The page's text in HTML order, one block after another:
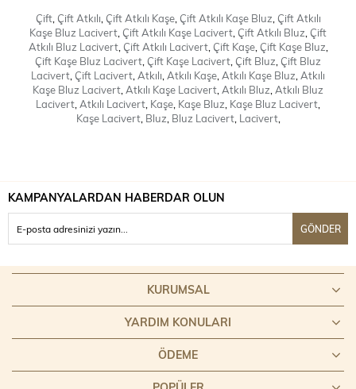
Çift, Çift Atkılı Çift Atkılı Kaşe, Çift Atkılı Kaşe Bluz Çift Atkılı
Kaşe Bluz Lacivert Çift Atkılı Kaşe Lacivert Çift Atkılı Bluz Çift
Atkılı Bluz Lacivert, Çift Atkılı Lacivert, Çift Kaşe, Çift Kaşe Bluz
Çift Kaşe Bluz Lacivert Çift Kaşe Lacivert Çift Bluz Çift Bluz
Lacivert Çift Lacivert Atkılı Atkılı Kaşe Atkılı Kaşe Bluz Atkılı
Kaşe Bluz Lacivert Atkılı Kaşe Lacivert Atkılı Bluz Atkılı Bluz
Lacivert Atkılı Lacivert Kaşe Kaşe Bluz Kaşe Bluz Lacivert
Kaşe Lacivert, Bluz Bluz Lacivert, Lacivert,
KAMPANYALARDAN HABERDAR OLUN
GÖNDER
KURUMSAL
YARDIM KONULARI
ÖDEME